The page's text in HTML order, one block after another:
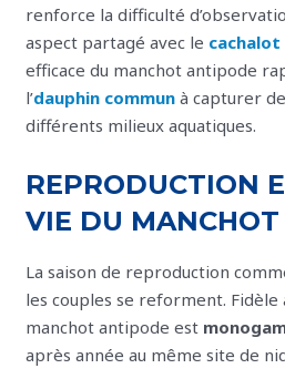
renforce la difficulté
aspect partagé avec le
efficace du manchot antipode
l’dauphin commun à capturer
différents milieux aquatiques.
REPRODUCTION
VIE DU
La saison de reproduction
les couples se reforment.
manchot antipode est
après année au même site de